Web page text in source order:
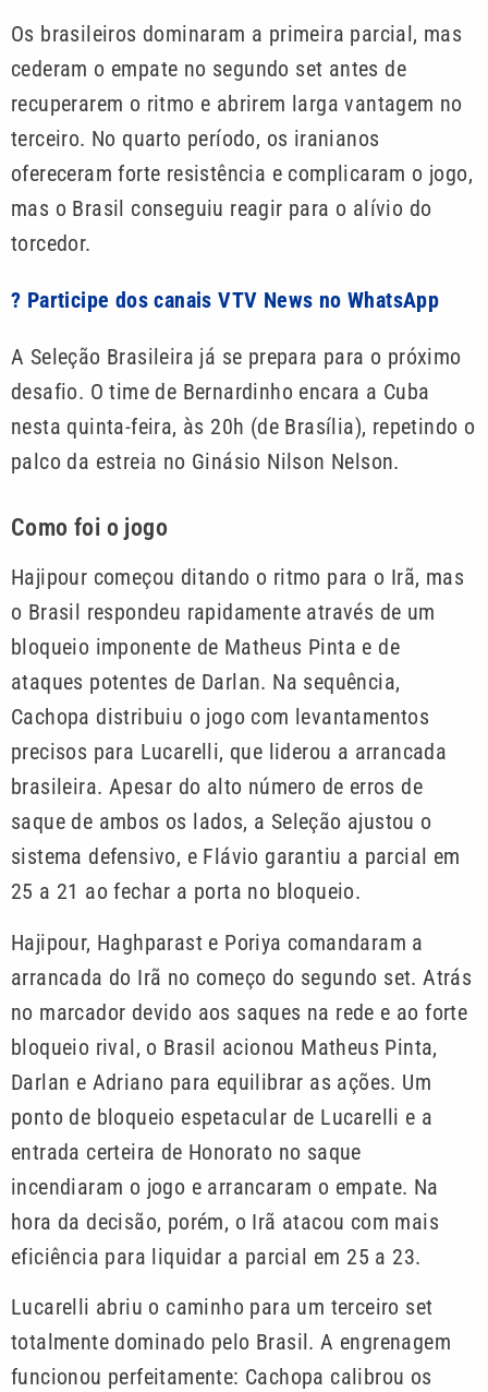
Os brasileiros dominaram a primeira parcial, mas
cederam o empate no segundo set antes de
recuperarem o ritmo e abrirem larga vantagem no
terceiro. No quarto período, os iranianos
ofereceram forte resistência e complicaram o jogo,
mas o Brasil conseguiu reagir para o alívio do
torcedor.
? Participe dos canais VTV News no WhatsApp
A Seleção Brasileira já se prepara para o próximo
desafio. O time de Bernardinho encara a Cuba
nesta quinta-feira, às 20h (de Brasília), repetindo o
palco da estreia no Ginásio Nilson Nelson.
Como foi o jogo
Hajipour começou ditando o ritmo para o Irã, mas
o Brasil respondeu rapidamente através de um
bloqueio imponente de Matheus Pinta e de
ataques potentes de Darlan. Na sequência,
Cachopa distribuiu o jogo com levantamentos
precisos para Lucarelli, que liderou a arrancada
brasileira. Apesar do alto número de erros de
saque de ambos os lados, a Seleção ajustou o
sistema defensivo, e Flávio garantiu a parcial em
25 a 21 ao fechar a porta no bloqueio.
Hajipour, Haghparast e Poriya comandaram a
arrancada do Irã no começo do segundo set. Atrás
no marcador devido aos saques na rede e ao forte
bloqueio rival, o Brasil acionou Matheus Pinta,
Darlan e Adriano para equilibrar as ações. Um
ponto de bloqueio espetacular de Lucarelli e a
entrada certeira de Honorato no saque
incendiaram o jogo e arrancaram o empate. Na
hora da decisão, porém, o Irã atacou com mais
eficiência para liquidar a parcial em 25 a 23.
Lucarelli abriu o caminho para um terceiro set
totalmente dominado pelo Brasil. A engrenagem
funcionou perfeitamente: Cachopa calibrou os